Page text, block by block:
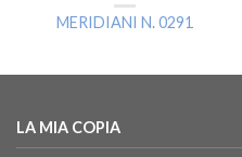
MERIDIANI N. 0291
LA MIA COPIA